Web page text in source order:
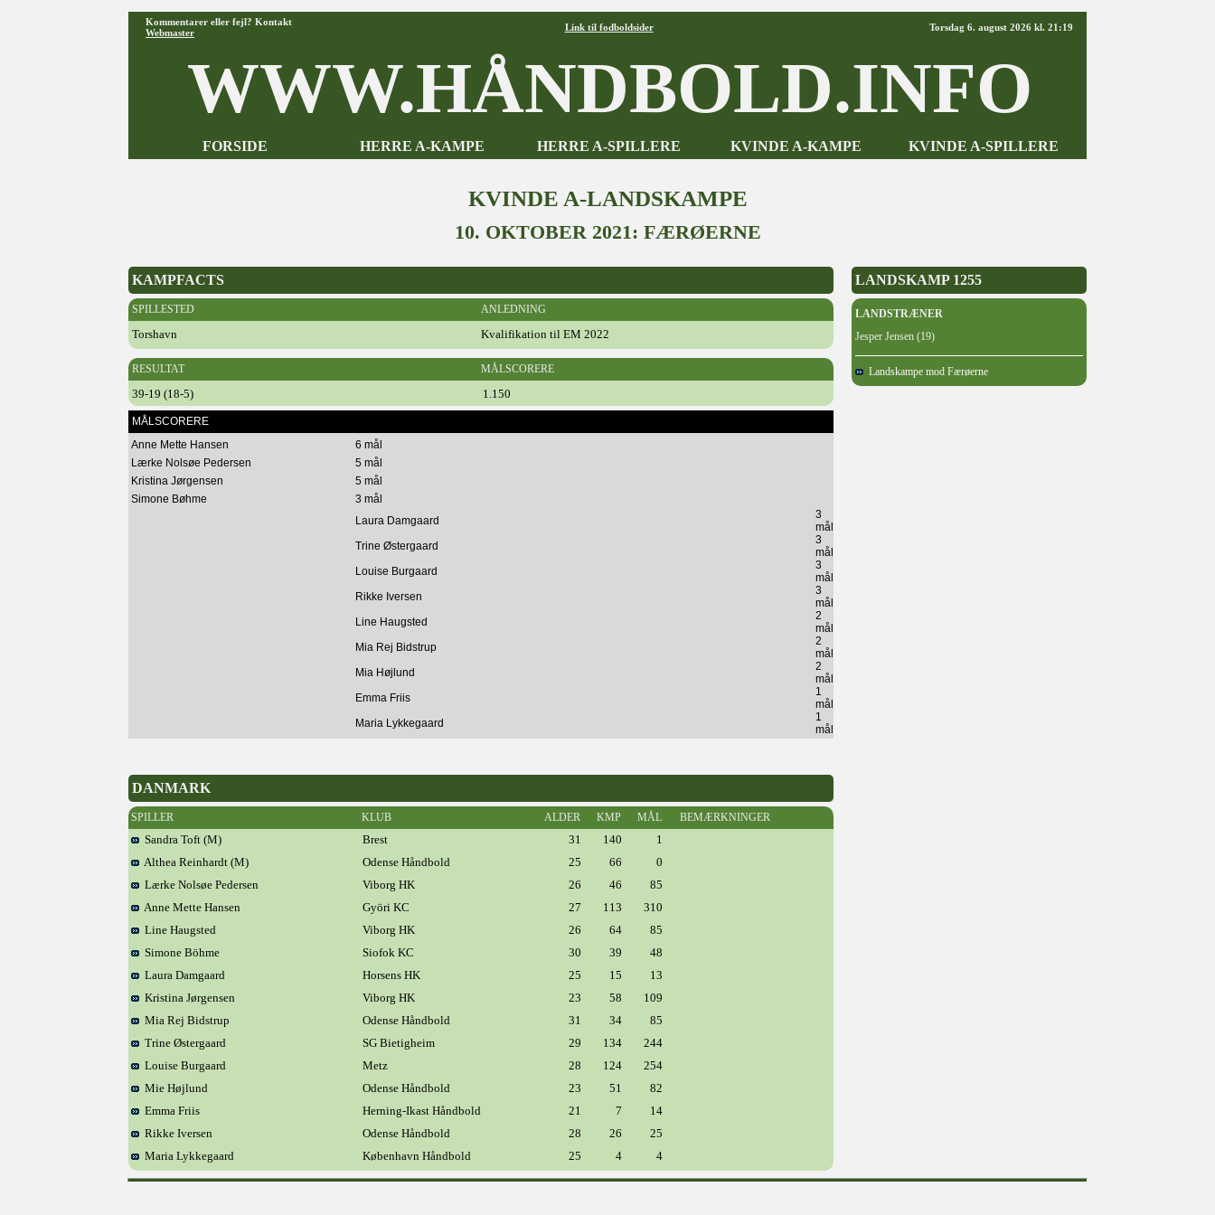
Kommentarer eller fejl? Kontakt
Webmaster
Link til fodboldsider Torsdag 6. august 2026 kl. 21:19
WWW.HÅNDBOLD.INFO
FORSIDE HERRE A-KAMPE HERRE A-SPILLERE KVINDE A-KAMPE KVINDE A-SPILLERE
KVINDE A-LANDSKAMPE
10. OKTOBER 2021: FÆRØERNE
KAMPFACTS
SPILLESTED ANLEDNING
Torshavn Kvalifikation til EM 2022
RESULTAT MÅLSCORERE
39-19 (18-5) 1.150
MÅLSCORERE
Anne Mette Hansen
6 mål
Lærke Nolsøe Pedersen
5 mål
Kristina Jørgensen
5 mål
Simone Bøhme
3 mål
Laura Damgaard
3
mål
Trine Østergaard
3
mål
Louise Burgaard
3
mål
Rikke Iversen
3
mål
Line Haugsted
2
mål
Mia Rej Bidstrup
2
mål
Mia Højlund
2
mål
Emma Friis
1
mål
Maria Lykkegaard
1
mål
DANMARK
SPILLER KLUB ALDER KMP MÅL BEMÆRKNINGER
Sandra Toft (M) Brest 31 140
1
Althea Reinhardt (M)
Odense Håndbold 25 66
0
Lærke Nolsøe Pedersen
Viborg HK 26 46
85
Anne Mette Hansen
Györi KC 27 113
310
Line Haugsted
Viborg HK 26 64
85
Simone Böhme
Siofok KC 30 39
48
Laura Damgaard
Horsens HK 25 15
13
Kristina Jørgensen
Viborg HK 23 58
109
Mia Rej Bidstrup
Odense Håndbold 31 34
85
Trine Østergaard
SG Bietigheim 29 134
244
Louise Burgaard
Metz 28 124
254
Mie Højlund
Odense Håndbold 23 51
82
Emma Friis
Herning-Ikast Håndbold 21 7
14
Rikke Iversen
Odense Håndbold 28 26
25
Maria Lykkegaard
København Håndbold 25 4 4
LANDSKAMP 1255
LANDSTRÆNER
Jesper Jensen (19)
Landskampe mod Færøerne